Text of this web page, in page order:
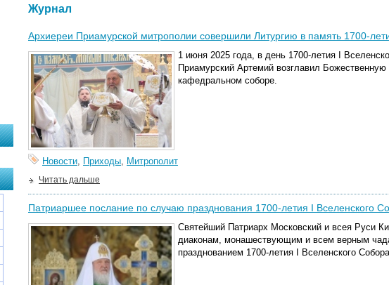
Журнал
Архиереи Приамурской митрополии совершили Литургию в память 1700-
1 июня 2025 года, в день 1700-летия I
Приамурский Артемий возглавил
кафедральном соборе.
Новости, Приходы, Митрополит
Читать дальше
Патриаршее послание по случаю празднования 1700-летия I Вселенского
Святейший Патриарх Московский и всея Руси
диаконам, монашествующим и всем верным
празднованием 1700-летия I Вселенского